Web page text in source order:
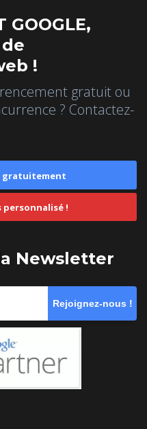
GOOGLE,
!
gratuit ou
? Contactez-
gratuitement
personnalisé !
Newsletter
Rejoignez-nous !